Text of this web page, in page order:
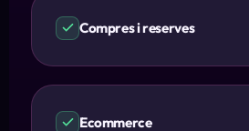
Compres i reserves
Ecommerce